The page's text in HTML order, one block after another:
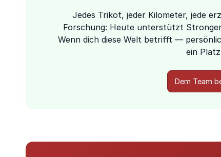
Jedes Trikot, jeder Kilometer, jede
Forschung: Heute unterstützt
Wenn dich diese Welt betrifft —
ein
Dem Team